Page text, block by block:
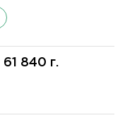
61 840 г.